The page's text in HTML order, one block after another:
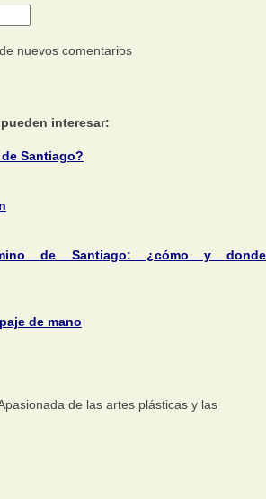
nuevos comentarios
interesar:
Santiago?
de Santiago: ¿cómo y donde
de mano
de las artes plásticas y las